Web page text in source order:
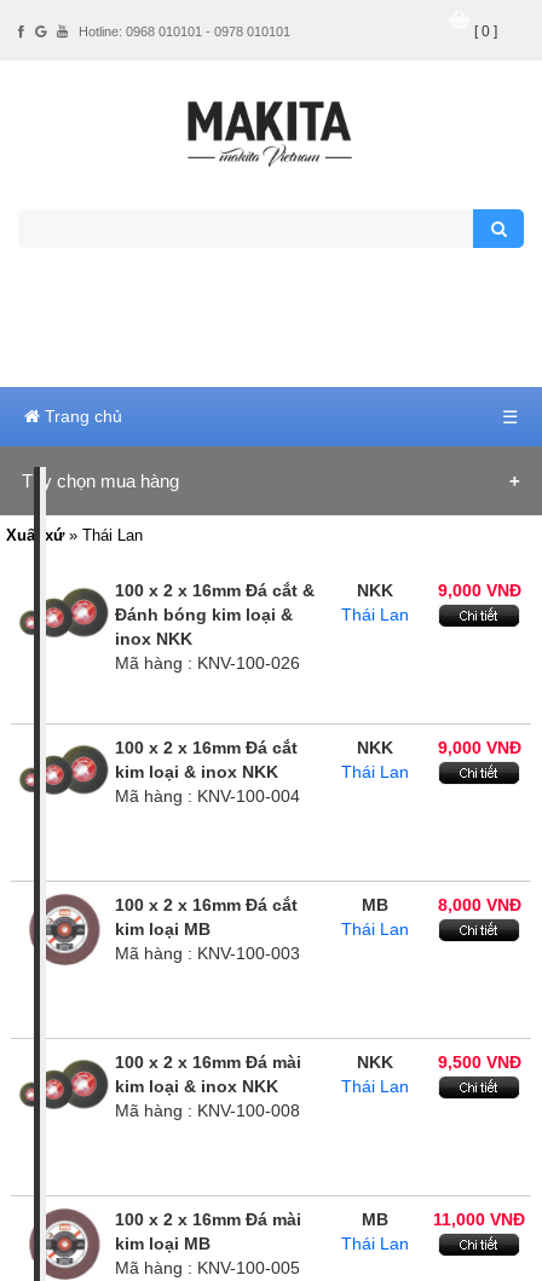
Trang chủ ☰
Tùy chọn mua hàng
Hãng sản xuất
Xuất xứ
Xuất xứ» Thái Lan
100 x 2 x 16mm Đá cắt &
Đánh bóng kim loại &
inox NKK
Mã hàng : KNV-100-026
NKK
Thái Lan
9,000 VNĐ
100 x 2 x 16mm Đá cắt
kim loại & inox NKK
Mã hàng : KNV-100-004
NKK
Thái Lan
9,000 VNĐ
100 x 2 x 16mm Đá cắt
kim loại MB
Mã hàng : KNV-100-003
MB
Thái Lan
8,000 VNĐ
100 x 2 x 16mm Đá mài
kim loại & inox NKK
Mã hàng : KNV-100-008
NKK
Thái Lan
9,500 VNĐ
100 x 2 x 16mm Đá mài
kim loại MB
Mã hàng : KNV-100-005
MB
Thái Lan
11,000 VNĐ
Hotline: 0968 010101 - 0978 010101 [ 0 ]